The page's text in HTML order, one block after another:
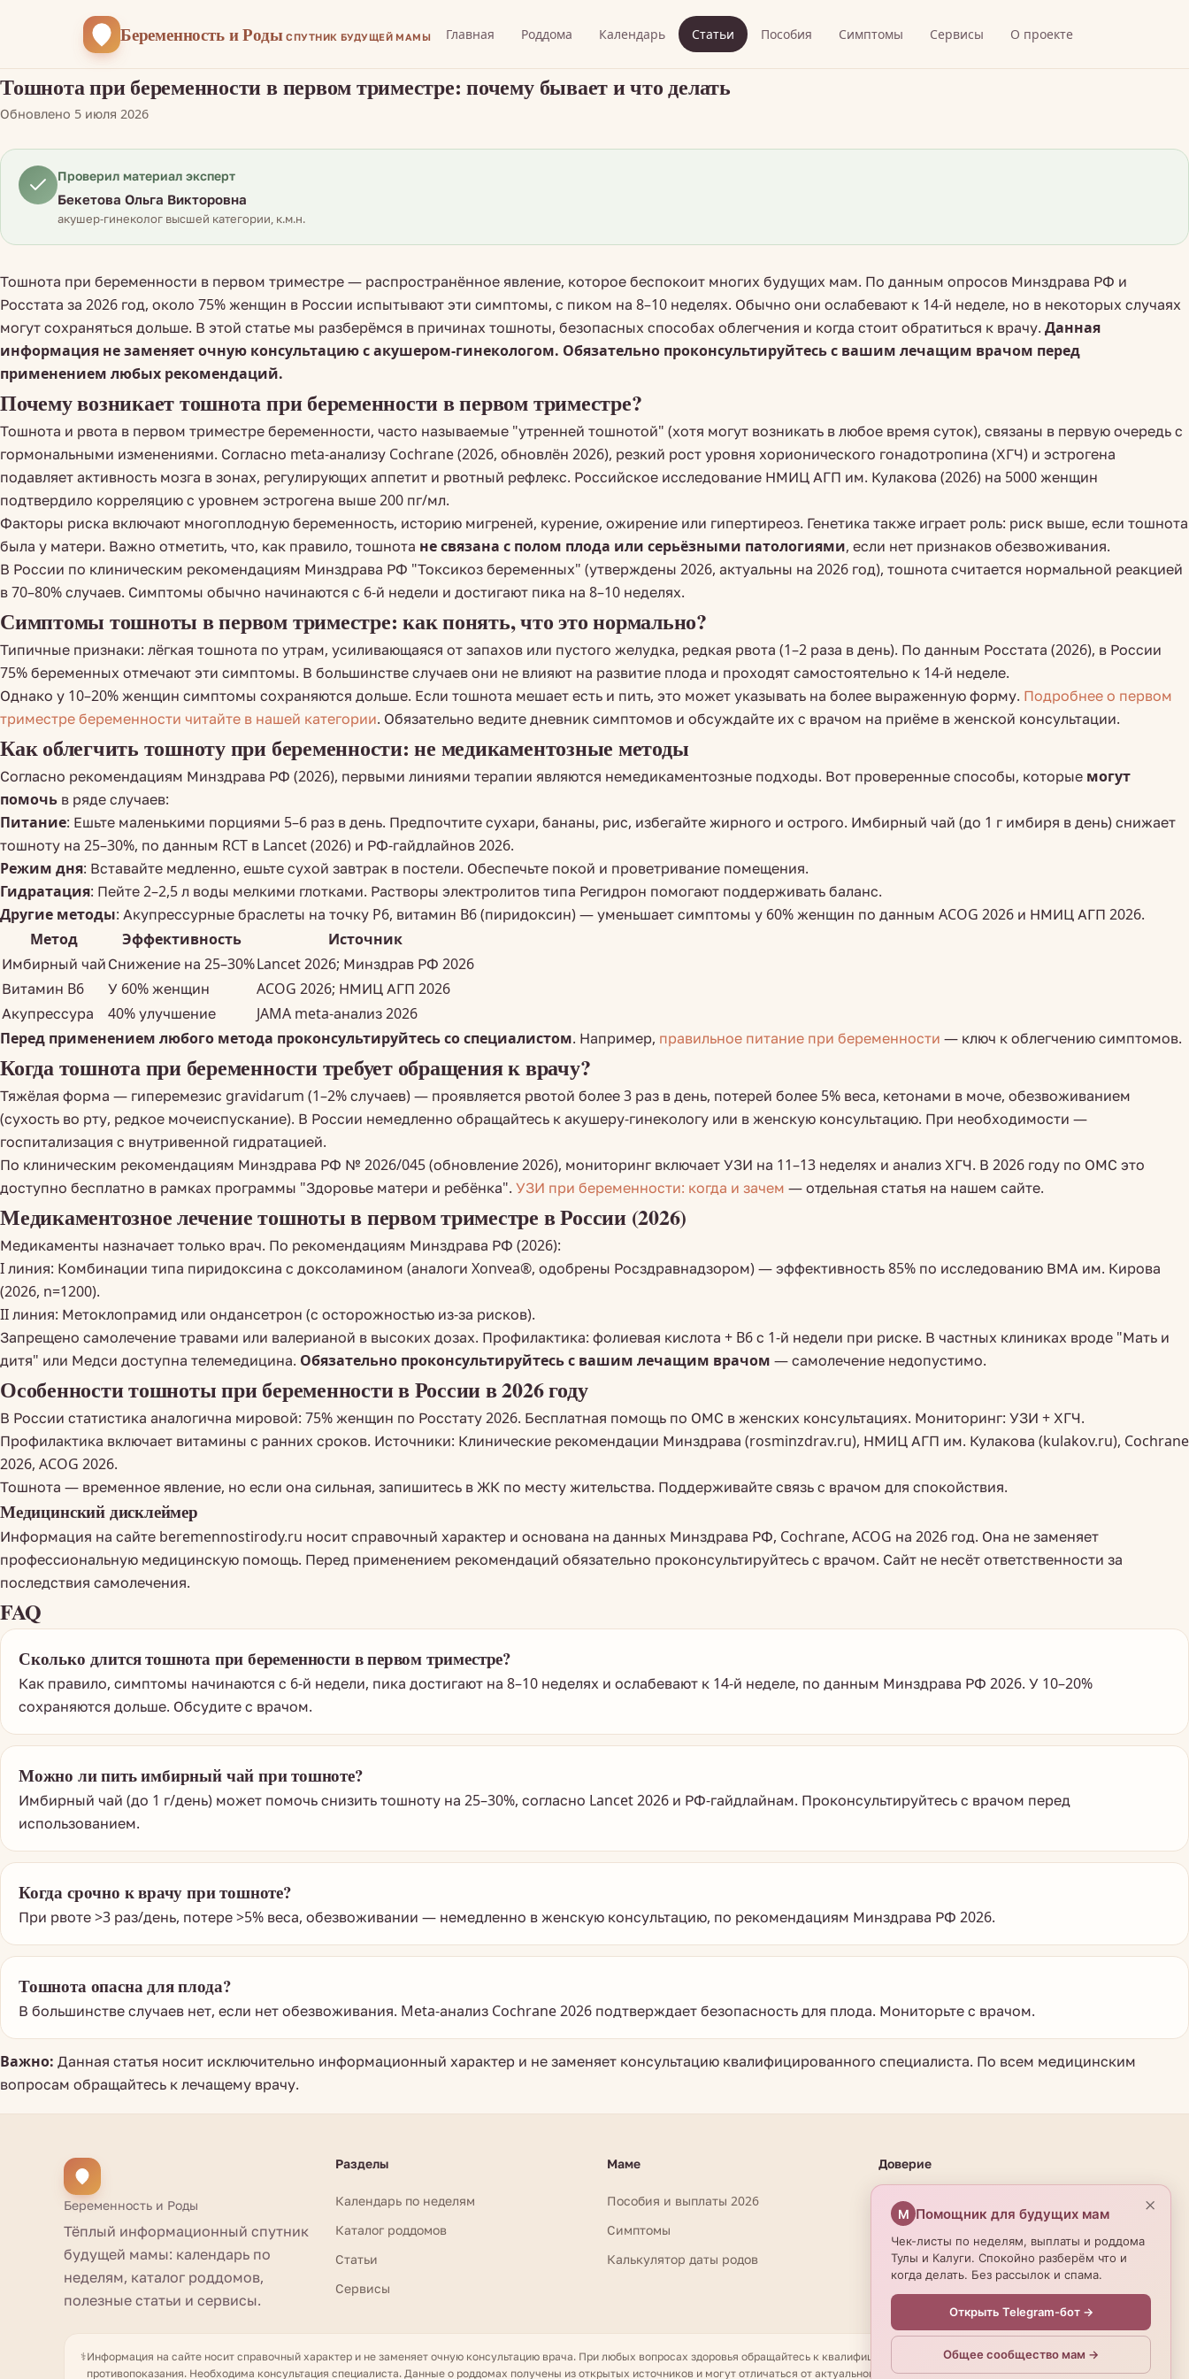
Беременностьи Роды СПУТНИК БУДУЩЕЙ МАМЫ Главная Роддома Календарь Статьи Пособия Симптомы Сервисы О проекте
Тошнота при беременности в первом триместре: почему бывает и что делать
Обновлено 5 июля 2026
Проверил материал эксперт
Бекетова Ольга Викторовна
акушер-гинеколог высшей категории, к.м.н.
Тошнота при беременности в первом триместре — распространённое явление, которое беспокоит многих будущих мам. По данным опросов Минздрава РФ и
Росстата за 2026 год, около 75% женщин в России испытывают эти симптомы, с пиком на 8–10 неделях. Обычно они ослабевают к 14-й неделе, но в некоторых случаях
могут сохраняться дольше. В этой статье мы разберёмся в причинах тошноты, безопасных способах облегчения и когда стоит обратиться к врачу. Данная
информация не заменяет очную консультацию с акушером-гинекологом. Обязательно проконсультируйтесь с вашим лечащим врачом перед
применением любых рекомендаций.
Почему возникает тошнота при беременности в первом триместре?
Тошнота и рвота в первом триместре беременности, часто называемые "утренней тошнотой" (хотя могут возникать в любое время суток), связаны в первую очередь с
гормональными изменениями. Согласно meta-анализу Cochrane (2026, обновлён 2026), резкий рост уровня хорионического гонадотропина (ХГЧ) и эстрогена
подавляет активность мозга в зонах, регулирующих аппетит и рвотный рефлекс. Российское исследование НМИЦ АГП им. Кулакова (2026) на 5000 женщин
подтвердило корреляцию с уровнем эстрогена выше 200 пг/мл.
Факторы риска включают многоплодную беременность, историю мигреней, курение, ожирение или гипертиреоз. Генетика также играет роль: риск выше, если тошнота
была у матери. Важно отметить, что, как правило, тошнота не связана с полом плода или серьёзными патологиями, если нет признаков обезвоживания.
В России по клиническим рекомендациям Минздрава РФ "Токсикоз беременных" (утверждены 2026, актуальны на 2026 год), тошнота считается нормальной реакцией
в 70–80% случаев. Симптомы обычно начинаются с 6-й недели и достигают пика на 8–10 неделях.
Симптомы тошноты в первом триместре: как понять, что это нормально?
Типичные признаки: лёгкая тошнота по утрам, усиливающаяся от запахов или пустого желудка, редкая рвота (1–2 раза в день). По данным Росстата (2026), в России
75% беременных отмечают эти симптомы. В большинстве случаев они не влияют на развитие плода и проходят самостоятельно к 14-й неделе.
Однако у 10–20% женщин симптомы сохраняются дольше. Если тошнота мешает есть и пить, это может указывать на более выраженную форму. Подробнее о первом
триместре беременности читайте в нашей категории. Обязательно ведите дневник симптомов и обсуждайте их с врачом на приёме в женской консультации.
Как облегчить тошноту при беременности: не медикаментозные методы
Согласно рекомендациям Минздрава РФ (2026), первыми линиями терапии являются немедикаментозные подходы. Вот проверенные способы, которые могут
помочь в ряде случаев:
Питание: Ешьте маленькими порциями 5–6 раз в день. Предпочтите сухари, бананы, рис, избегайте жирного и острого. Имбирный чай (до 1 г имбиря в день) снижает
тошноту на 25–30%, по данным RCT в Lancet (2026) и РФ-гайдлайнов 2026.
Режим дня: Вставайте медленно, ешьте сухой завтрак в постели. Обеспечьте покой и проветривание помещения.
Гидратация: Пейте 2–2,5 л воды мелкими глотками. Растворы электролитов типа Регидрон помогают поддерживать баланс.
Другие методы: Акупрессурные браслеты на точку P6, витамин B6 (пиридоксин) — уменьшает симптомы у 60% женщин по данным ACOG 2026 и НМИЦ АГП 2026.
Метод
Эффективность
Источник
Имбирный чайСнижение на 25–30%Lancet 2026; Минздрав РФ 2026
Витамин B6
У 60% женщин
ACOG 2026; НМИЦ АГП 2026
Акупрессура
40% улучшение
JAMA meta-анализ 2026
Перед применением любого метода проконсультируйтесь со специалистом. Например, правильное питание при беременности — ключ к облегчению симптомов.
Когда тошнота при беременности требует обращения к врачу?
Тяжёлая форма — гиперемезис gravidarum (1–2% случаев) — проявляется рвотой более 3 раз в день, потерей более 5% веса, кетонами в моче, обезвоживанием
(сухость во рту, редкое мочеиспускание). В России немедленно обращайтесь к акушеру-гинекологу или в женскую консультацию. При необходимости —
госпитализация с внутривенной гидратацией.
По клиническим рекомендациям Минздрава РФ № 2026/045 (обновление 2026), мониторинг включает УЗИ на 11–13 неделях и анализ ХГЧ. В 2026 году по ОМС это
доступно бесплатно в рамках программы "Здоровье матери и ребёнка". УЗИ при беременности: когда и зачем — отдельная статья на нашем сайте.
Медикаментозное лечение тошноты в первом триместре в России (2026)
Медикаменты назначает только врач. По рекомендациям Минздрава РФ (2026):
I линия: Комбинации типа пиридоксина с доксоламином (аналоги Xonvea®, одобрены Росздравнадзором) — эффективность 85% по исследованию ВМА им. Кирова
(2026, n=1200).
II линия: Метоклопрамид или ондансетрон (с осторожностью из-за рисков).
Запрещено самолечение травами или валерианой в высоких дозах. Профилактика: фолиевая кислота + B6 с 1-й недели при риске. В частных клиниках вроде "Мать и
дитя" или Медси доступна телемедицина. Обязательно проконсультируйтесь с вашим лечащим врачом — самолечение недопустимо.
Особенности тошноты при беременности в России в 2026 году
В России статистика аналогична мировой: 75% женщин по Росстату 2026. Бесплатная помощь по ОМС в женских консультациях. Мониторинг: УЗИ + ХГЧ.
Профилактика включает витамины с ранних сроков. Источники: Клинические рекомендации Минздрава (rosminzdrav.ru), НМИЦ АГП им. Кулакова (kulakov.ru), Cochrane
2026, ACOG 2026.
Тошнота — временное явление, но если она сильная, запишитесь в ЖК по месту жительства. Поддерживайте связь с врачом для спокойствия.
Медицинский дисклеймер
Информация на сайте beremennostirody.ru носит справочный характер и основана на данных Минздрава РФ, Cochrane, ACOG на 2026 год. Она не заменяет
профессиональную медицинскую помощь. Перед применением рекомендаций обязательно проконсультируйтесь с врачом. Сайт не несёт ответственности за
последствия самолечения.
FAQ
Сколько длится тошнота при беременности в первом триместре?
Как правило, симптомы начинаются с 6-й недели, пика достигают на 8–10 неделях и ослабевают к 14-й неделе, по данным Минздрава РФ 2026. У 10–20%
сохраняются дольше. Обсудите с врачом.
Можно ли пить имбирный чай при тошноте?
Имбирный чай (до 1 г/день) может помочь снизить тошноту на 25–30%, согласно Lancet 2026 и РФ-гайдлайнам. Проконсультируйтесь с врачом перед
использованием.
Когда срочно к врачу при тошноте?
При рвоте >3 раз/день, потере >5% веса, обезвоживании — немедленно в женскую консультацию, по рекомендациям Минздрава РФ 2026.
Тошнота опасна для плода?
В большинстве случаев нет, если нет обезвоживания. Meta-анализ Cochrane 2026 подтверждает безопасность для плода. Мониторьте с врачом.
Важно: Данная статья носит исключительно информационный характер и не заменяет консультацию квалифицированного специалиста. По всем медицинским
вопросам обращайтесь к лечащему врачу.
Беременность и Роды
Тёплый информационный спутник
будущей мамы: календарь по
неделям, каталог роддомов,
полезные статьи и сервисы.
Разделы
Календарь по неделям
Каталог роддомов
Статьи
Сервисы
Маме
Пособия и выплаты 2026
Симптомы
Калькулятор даты родов
Доверие
О проекте
Эксперты
Редакционная политика
⚕️Информация на сайте носит справочный характер и не заменяет очную консультацию врача. При любых вопросах здоровья обращайтесь к квалифицированному специалисту. Имеются
противопоказания. Необходима консультация специалиста. Данные о роддомах получены из открытых источников и могут отличаться от актуальной информации — уточняйте по телефону. ©
М Помощник для будущих мам
Чек-листы по неделям, выплаты и роддома
Тулы и Калуги. Спокойно разберём что и
когда делать. Без рассылок и спама.
Открыть Telegram-бот →
Общее сообщество мам →
×